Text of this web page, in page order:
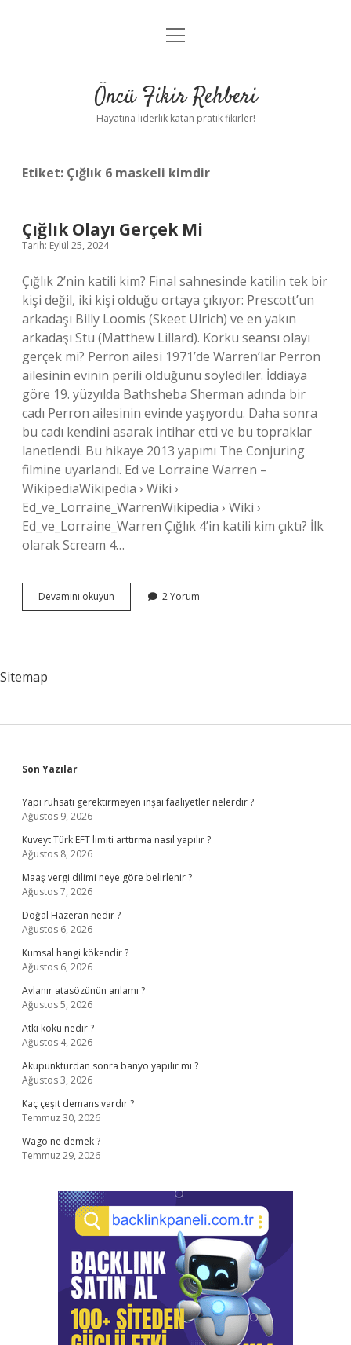
Anasayfa
Yasal Uyarı
menüyü
Öncü Fikir Rehberi
Hayatına liderlik katan pratik fikirler!
Etiket: Çığlık 6 maskeli kimdir
Çığlık Olayı Gerçek Mi
Tarih: Eylül 25, 2024
Çığlık 2’nin katili kim? Final sahnesinde katilin tek bir
kişi değil, iki kişi olduğu ortaya çıkıyor: Prescott’un
arkadaşı Billy Loomis (Skeet Ulrich) ve en yakın
arkadaşı Stu (Matthew Lillard). Korku seansı olayı
gerçek mi? Perron ailesi 1971’de Warren’lar Perron
ailesinin evinin perili olduğunu söylediler. İddiaya
göre 19. yüzyılda Bathsheba Sherman adında bir
cadı Perron ailesinin evinde yaşıyordu. Daha sonra
bu cadı kendini asarak intihar etti ve bu topraklar
lanetlendi. Bu hikaye 2013 yapımı The Conjuring
filmine uyarlandı. Ed ve Lorraine Warren –
WikipediaWikipedia › Wiki ›
Ed_ve_Lorraine_WarrenWikipedia › Wiki ›
Ed_ve_Lorraine_Warren Çığlık 4’in katili kim çıktı? İlk
olarak Scream 4…
Devamını okuyun
Olayı
2 Yorum
Sitemap
Sidebar
Son Yazılar
Yapı ruhsatı gerektirmeyen inşai faaliyetler nelerdir ?
Ağustos 9, 2026
Kuveyt Türk EFT limiti arttırma nasıl yapılır ?
Ağustos 8, 2026
Maaş vergi dilimi neye göre belirlenir ?
Ağustos 7, 2026
Doğal Hazeran nedir ?
Ağustos 6, 2026
Kumsal hangi kökendir ?
Ağustos 6, 2026
Avlanır atasözünün anlamı ?
Ağustos 5, 2026
Atkı kökü nedir ?
Ağustos 4, 2026
Akupunkturdan sonra banyo yapılır mı ?
Ağustos 3, 2026
Kaç çeşit demans vardır ?
Temmuz 30, 2026
Wago ne demek ?
Temmuz 29, 2026